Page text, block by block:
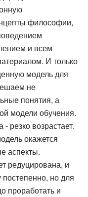
философии,
и всем
И только
модель для
не
понятия, а
модели обучения.
резко возрастает.
окажется
аспекты.
редуцирована, и
но для
проработать и